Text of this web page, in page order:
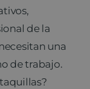
de la
una
de trabajo.